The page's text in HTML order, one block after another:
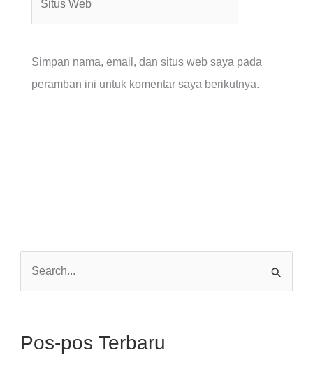
Simpan nama, email, dan situs web saya pada
peramban ini untuk komentar saya berikutnya.
Pos-pos Terbaru